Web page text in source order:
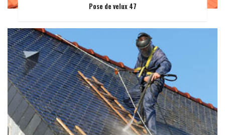
Pose de velux 47